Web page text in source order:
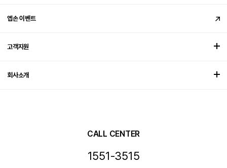
엡손 이벤트
고객지원
회사소개
CALL CENTER
1551-3515